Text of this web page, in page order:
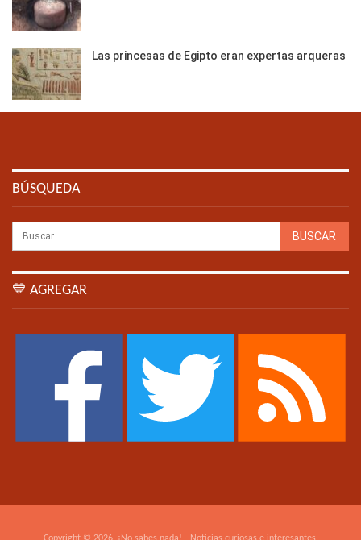
Las princesas de Egipto eran expertas arqueras
BÚSQUEDA
💙 AGREGAR